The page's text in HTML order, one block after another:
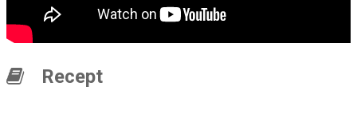
Recept